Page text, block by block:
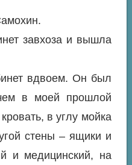
завхоза и вышла
вдвоем. Он был
в моей прошлой
в углу мойка
стены – ящики и
и медицинский, на